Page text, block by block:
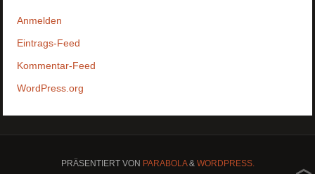
Anmelden
Eintrags-Feed
Kommentar-Feed
WordPress.org
PRÄSENTIERT VON PARABOLA& WORDPRESS.